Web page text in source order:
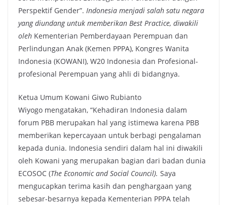
Perspektif Gender”. Indonesia menjadi salah satu negara
yang diundang untuk memberikan Best Practice, diwakili
oleh Kementerian Pemberdayaan Perempuan dan
Perlindungan Anak (Kemen PPPA), Kongres Wanita
Indonesia (KOWANI), W20 Indonesia dan Profesional-
profesional Perempuan yang ahli di bidangnya.
Ketua Umum Kowani Giwo Rubianto
Wiyogo mengatakan, “Kehadiran Indonesia dalam
forum PBB merupakan hal yang istimewa karena PBB
memberikan kepercayaan untuk berbagi pengalaman
kepada dunia. Indonesia sendiri dalam hal ini diwakili
oleh Kowani yang merupakan bagian dari badan dunia
ECOSOC (The Economic and Social Council). Saya
mengucapkan terima kasih dan penghargaan yang
sebesar-besarnya kepada Kementerian PPPA telah